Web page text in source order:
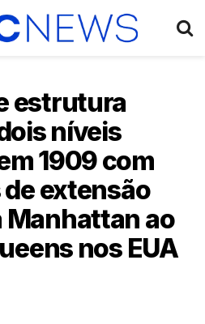
estrutura
níveis
1909 com
de extensão
Manhattan ao
nos EUA